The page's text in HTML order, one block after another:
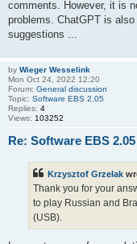
comments. However, it is
problems. ChatGPT is
suggestions ...
by Wieger Wesselink
Mon Oct 24, 2022 12:20
Forum: General discussion
Topic: Software EBS 2.05
Replies: 4
Views: 103252
Re: Software EBS 2.05
Krzysztof Grzelak
Thank you for your
to play Russian and
(USB).